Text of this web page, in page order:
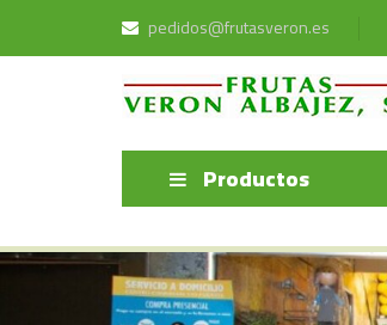
pedidos@frutasveron.es
Productos